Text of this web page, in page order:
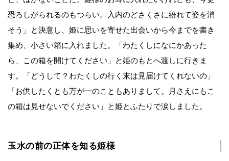
恐ろしがられるのもつらい。入内のどさくさに紛れて姿を消
そう」と決意し、姫に思いを寄せた出会いから今までを書き
集め、小さい箱に入れました。「わたくしになにかあった
ら、この箱を開けてください」と姫のもとへ渡しに行きま
す。「どうして？わたくしの行く末は見届けてくれないの」
「お供したくとも万が一のこともありまして。月さえにもこ
の箱は見せないでください」と姫とふたりで涙しました。
玉水の前の正体を知る姫様